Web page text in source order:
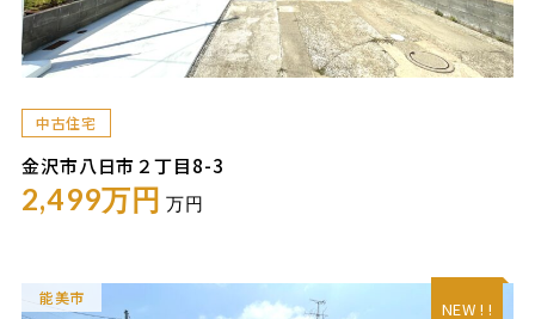
中古住宅
金沢市八日市２丁目8-3
2,499万円 万円
能美市
NEW ! !